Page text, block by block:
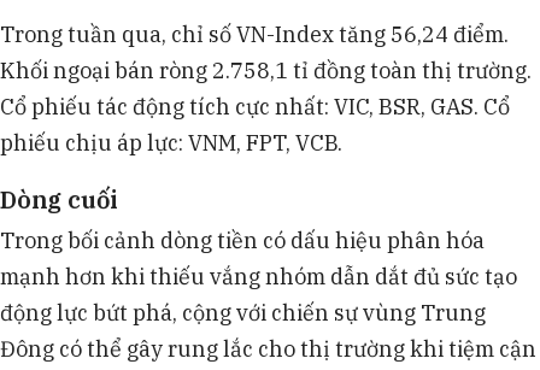
Trong tuần qua, chỉ số VN-Index tăng 56,24 điểm.
Khối ngoại bán ròng 2.758,1 tỉ đồng toàn thị trường.
Cổ phiếu tác động tích cực nhất: VIC, BSR, GAS. Cổ
phiếu chịu áp lực: VNM, FPT, VCB.
Dòng cuối
Trong bối cảnh dòng tiền có dấu hiệu phân hóa
mạnh hơn khi thiếu vắng nhóm dẫn dắt đủ sức tạo
động lực bứt phá, cộng với chiến sự vùng Trung
Đông có thể gây rung lắc cho thị trường khi tiệm cận